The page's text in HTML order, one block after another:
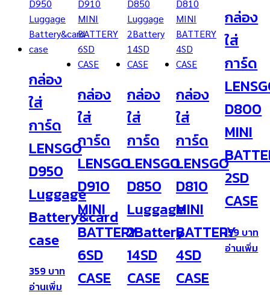
กล่อง
ใส่
การ์ด
LENSGO
D950
Luggage
Battery&card
case
359
อ่านเพิ่ม
กล่อง
ใส่
การ์ด
LENSGO
D910
MINI
BATTERY
6SD
CASE
กล่อง
ใส่
การ์ด
LENSGO
D850
Luggage
2Battery
14SD
CASE
กล่อง
ใส่
การ์ด
LENSGO
D810
MINI
BATTERY
4SD
CASE
กล่อง
ใส่
การ์ด
D800
MINI
2SD
CASE
159
อ่านเพิ่ม